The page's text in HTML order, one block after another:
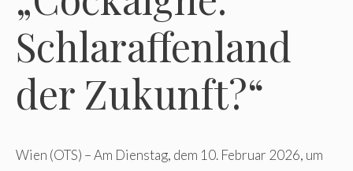
Schlaraffenland
der Zukunft?“
Wien (OTS) – Am Dienstag, dem 10. Februar 2026, um